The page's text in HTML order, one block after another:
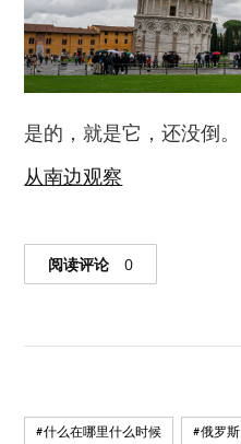
是的，就是它，还没倒。
从南边观察
阅读评论 0
#什么在哪里什么时候 #俄罗斯